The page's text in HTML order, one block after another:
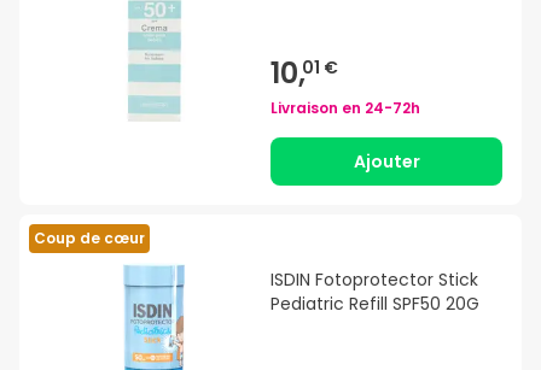
10,01 €
Livraison en 24-72h
Ajouter
Coup de cœur
ISDIN Fotoprotector Stick
Pediatric Refill SPF50 20G